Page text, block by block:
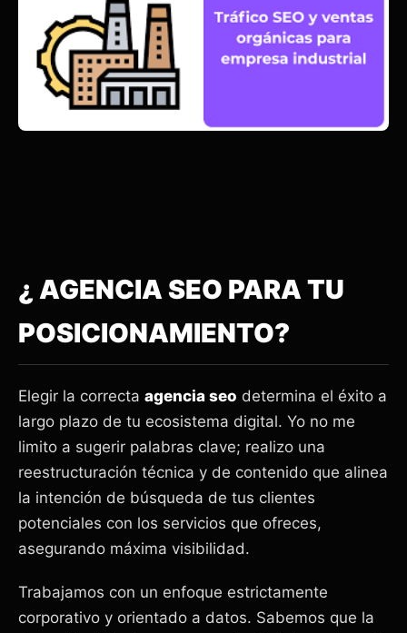
¿ AGENCIA SEO PARA TU
POSICIONAMIENTO?
Elegir la correcta agencia seo determina el éxito a
largo plazo de tu ecosistema digital. Yo no me
limito a sugerir palabras clave; realizo una
reestructuración técnica y de contenido que alinea
la intención de búsqueda de tus clientes
potenciales con los servicios que ofreces,
asegurando máxima visibilidad.
Trabajamos con un enfoque estrictamente
corporativo y orientado a datos. Sabemos que la